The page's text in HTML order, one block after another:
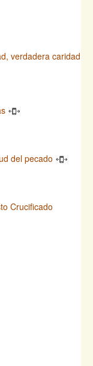
verdadera caridad
del pecado
Crucificado